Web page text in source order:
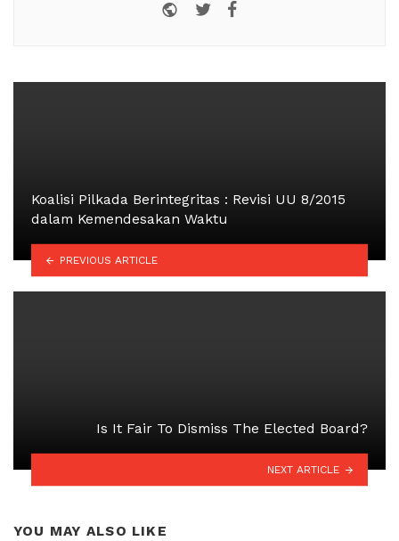
Website
Twitter
Koalisi Pilkada Berintegritas : Revisi UU 8/2015
dalam Kemendesakan Waktu
PREVIOUS ARTICLE
Is It Fair To Dismiss The Elected Board?
NEXT ARTICLE
YOU MAY ALSO LIKE